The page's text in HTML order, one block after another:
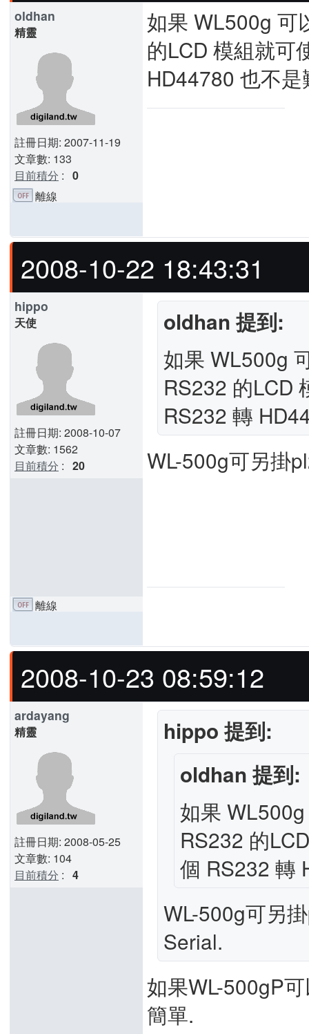
oldhan
精靈
註冊日期: 2007-11-19
文章數: 133
目前積分 : 0
如果 WL500g 可
的LCD 模組就可
HD44780 也不
離線
2008-10-22 18:43:31
hippo
天使
註冊日期: 2008-10-07
文章數: 1562
目前積分 : 20
oldhan 提到:
如果 WL500g
RS232 的LCD
RS232 轉
WL-500g可另掛
離線
2008-10-23 08:59:12
ardayang
精靈
註冊日期: 2008-05-25
文章數: 104
目前積分 : 4
hippo 提到:
oldhan 提到:
如果
RS232 的
個 RS232 轉
WL-500g可另
Serial.
如果WL-500gP
簡單.